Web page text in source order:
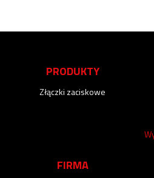
PRODUKTY
Złączki zaciskowe
FIRMA